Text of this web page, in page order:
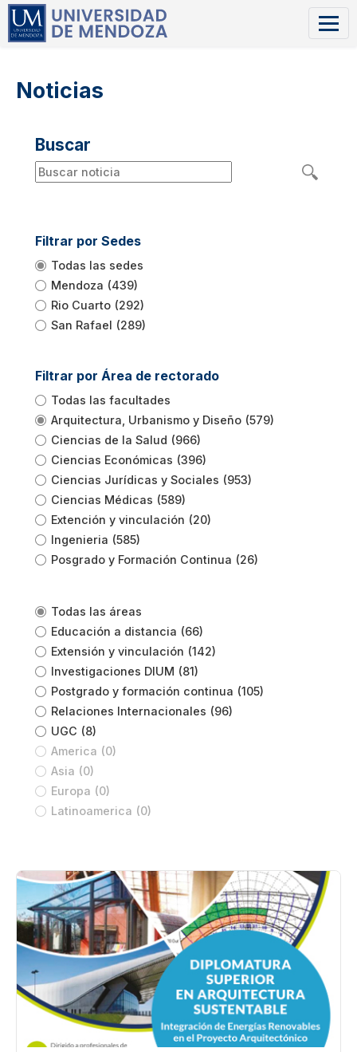
Noticias
Buscar
Filtrar por Sedes
Todas las sedes
Mendoza (439)
Rio Cuarto (292)
San Rafael (289)
Filtrar por Área de rectorado
Todas las facultades
Arquitectura, Urbanismo y Diseño (579)
Ciencias de la Salud (966)
Ciencias Económicas (396)
Ciencias Jurídicas y Sociales (953)
Ciencias Médicas (589)
Extención y vinculación (20)
Ingenieria (585)
Posgrado y Formación Continua (26)
Todas las áreas
Educación a distancia (66)
Extensión y vinculación (142)
Investigaciones DIUM (81)
Postgrado y formación continua (105)
Relaciones Internacionales (96)
UGC (8)
America (0)
Asia (0)
Europa (0)
Latinoamerica (0)